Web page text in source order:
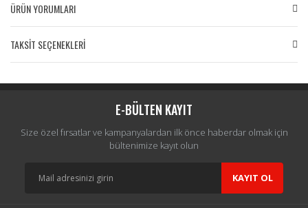
ÜRÜN YORUMLARI
Yorum Yaz
TAKSİT SEÇENEKLERİ
E-BÜLTEN KAYIT
Size özel fırsatlar ve kampanyalardan ilk önce haberdar olmak için
bültenimize kayıt olun
KAYIT OL